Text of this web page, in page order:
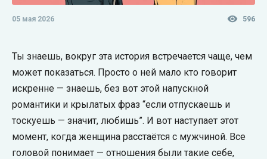
05 мая 2026 596
Ты знаешь, вокруг эта история встречается чаще, чем
может показаться. Просто о ней мало кто говорит
искренне — знаешь, без вот этой напускной
романтики и крылатых фраз “если отпускаешь и
тоскуешь — значит, любишь”. И вот наступает этот
момент, когда женщина расстаётся с мужчиной. Все
головой понимает — отношения были такие себе,